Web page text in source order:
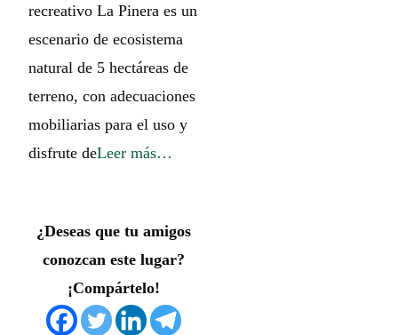
recreativo La Pinera es un
escenario de ecosistema
natural de 5 hectáreas de
terreno, con adecuaciones
mobiliarias para el uso y
disfrute deLeer más…
¿Deseas que tu amigos
conozcan este lugar?
¡Compártelo!